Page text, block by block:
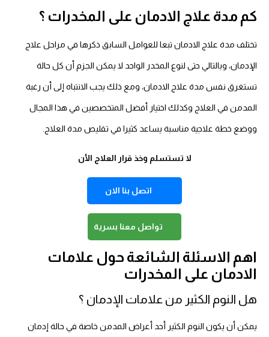
كم مدة علاج الادمان على المخدرات ؟
تختلف مدة علاج الادمان تبعا للعوامل السابق ذكرها في مراحل علاج
الإدمان، وبالتالي حتى لنوع المخدر الواحد لا يمكن الجزم أن كل حالة
تستغرق نفس مدة علاج الادمان، ومع ذلك يجب الانتباه إلى أن رغبة
المدمن في العلاج وكذلك اختيار أفضل المتخصصين في هذا المجال
ووضع خطة علاجية مناسبة يساعد كثيرا في تقليص مدة العلاج.
لا تستسلم وخذ قرار العلاج الأن
اتصل بنا الان
تواصل معنا بسرية
اهم الاسئلة الشائعة حول علامات
الادمان على المخدرات
هل النوم الكثير من علامات الإدمان ؟
يمكن أن يكون النوم الكثير أحد أعراض المدمن خاصة في حالة إدمان